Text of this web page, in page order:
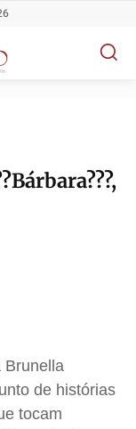
Brunella
de histórias
tocam